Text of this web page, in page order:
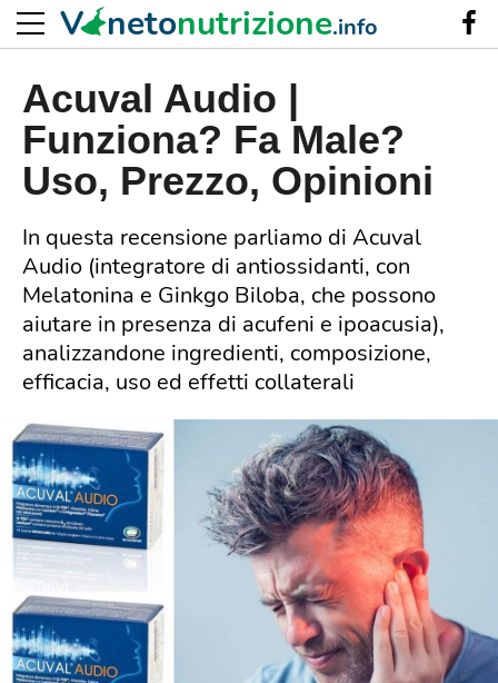
Acuval Audio |
Funziona? Fa Male?
Uso, Prezzo, Opinioni
In questa recensione parliamo di Acuval
Audio (integratore di antiossidanti, con
Melatonina e Ginkgo Biloba, che possono
aiutare in presenza di acufeni e ipoacusia),
analizzandone ingredienti, composizione,
efficacia, uso ed effetti collaterali
V netonutrizione.info